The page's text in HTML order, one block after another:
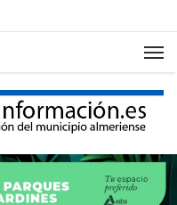
la Feria de Adra 2026